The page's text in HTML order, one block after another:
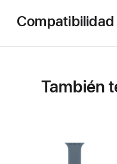
Compatibilidad
También